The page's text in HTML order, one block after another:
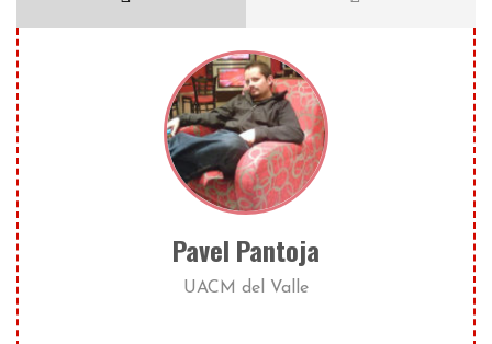
Pavel Pantoja
UACM del Valle